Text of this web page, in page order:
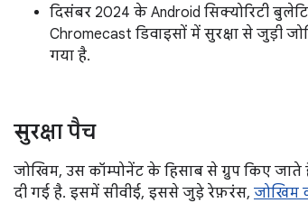
दिसंबर 2024 के Android सिक्योरिटी
Chromecast डिवाइसों में सुरक्षा से जुड़ी
गया है.
सुरक्षा पैच
जोखिम, उस कॉम्पोनेंट के हिसाब से ग्रुप किए
दी गई है. इसमें सीवीई, इससे जुड़े रेफ़रंस, जोखिम